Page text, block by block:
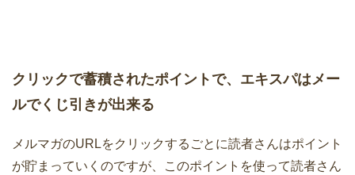
クリックで蓄積されたポイントで、エキスパはメー
ルでくじ引きが出来る
メルマガのURLをクリックするごとに読者さんはポイント
が貯まっていくのですが、このポイントを使って読者さん